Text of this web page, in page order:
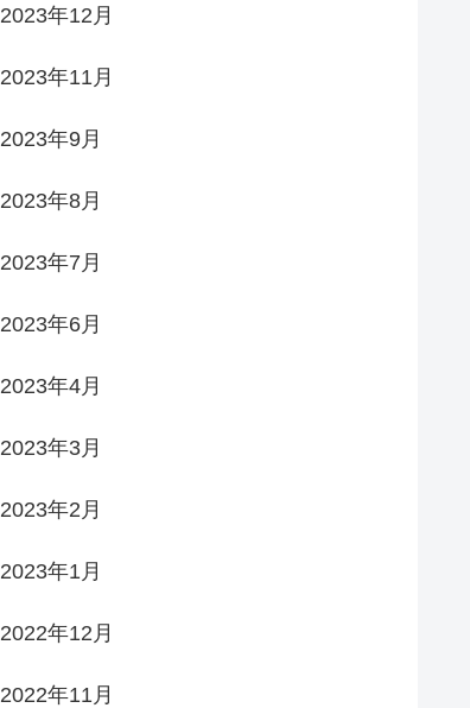
2023年12月
2023年11月
2023年9月
2023年8月
2023年7月
2023年6月
2023年4月
2023年3月
2023年2月
2023年1月
2022年12月
2022年11月